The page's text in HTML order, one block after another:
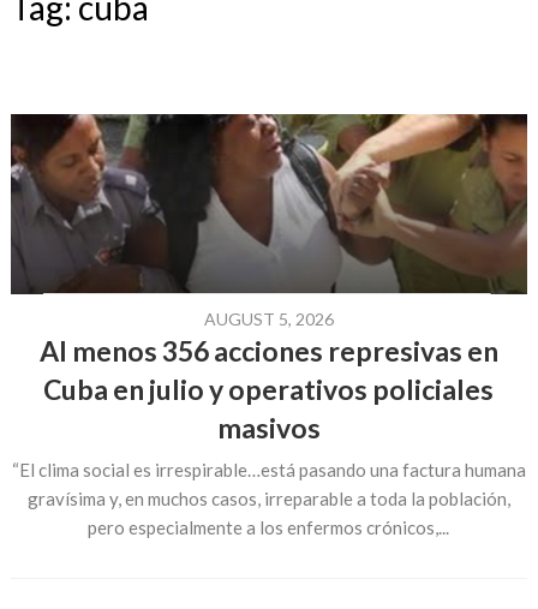
AUGUST 5, 2026
Al menos 356 acciones represivas en
Cuba en julio y operativos policiales
masivos
“El clima social es irrespirable…está pasando una factura humana
gravísima y, en muchos casos, irreparable a toda la población,
pero especialmente a los enfermos crónicos,...